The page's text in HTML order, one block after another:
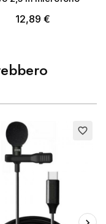
12,89 €
favorite_border